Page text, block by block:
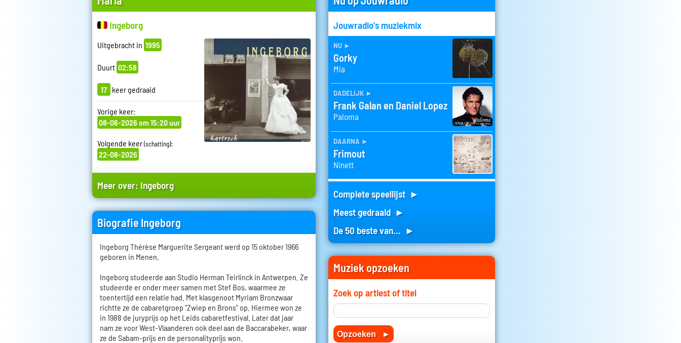
Ingeborg
Uitgebracht in 1995
Duurt 02:58
17 keer gedraaid
Vorige keer:
08-06-2026 om 15:20 uur
Volgende keer(schatting):
22-08-2026
Meer over: Ingeborg
Biografie Ingeborg
Ingeborg Thérèse Marguerite Sergeant werd op 15 oktober 1966
geboren in Menen.
Ingeborg studeerde aan Studio Herman Teirlinck in Antwerpen. Ze
studeerde er onder meer samen met Stef Bos, waarmee ze
toentertijd een relatie had. Met klasgenoot Myriam Bronzwaar
richtte ze de cabaretgroep "Zwiep en Brons" op. Hiermee won ze
in 1988 de juryprijs op het Leids cabaretfestival. Later dat jaar
nam ze voor West-Vlaanderen ook deel aan de Baccarabeker, waar
ze de Sabam-prijs en de personalityprijs won.
Jouwradio's muziekmix
nu ►
Gorky
Mia
dadelijk ►
Frank Galan en Daniel Lopez
Paloma
daarna ►
Frimout
Ninett
Complete speellijst ►
Meest gedraaid ►
De 50 beste van... ►
Muziek opzoeken
Zoek op artiest of titel